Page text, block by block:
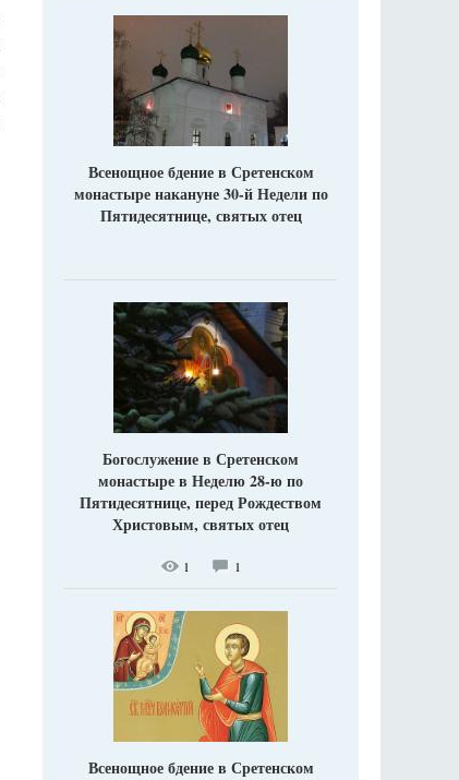
Всенощное бдение в Сретенском
монастыре накануне 30-й Недели по
Пятидесятнице, святых отец
Богослужение в Сретенском
монастыре в Неделю 28-ю по
Пятидесятнице, перед Рождеством
Христовым, святых отец
1 1
Всенощное бдение в Сретенском